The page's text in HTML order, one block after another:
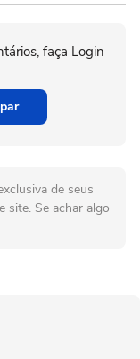
faça Login
de seus
site. Se achar algo